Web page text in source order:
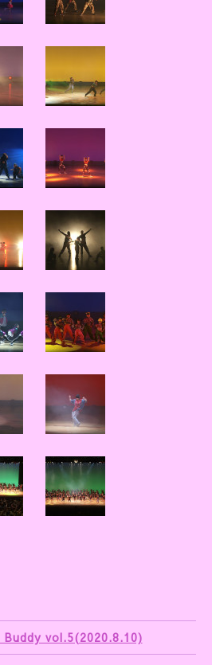
Buddy vol.5(2020.8.10)